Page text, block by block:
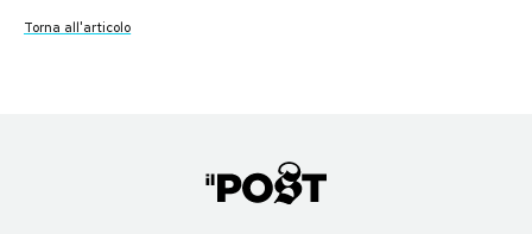
Notifiche mobile
Torna all'articolo
Torna all'articolo